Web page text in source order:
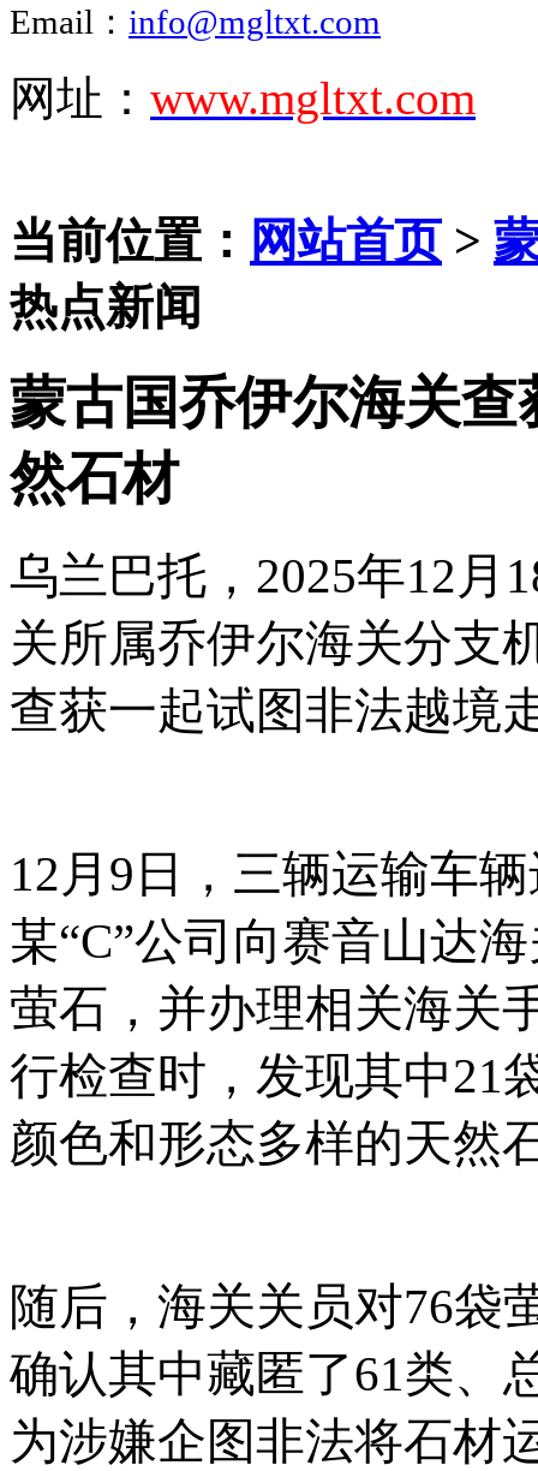
Email： info@mgltxt.com
网址： www.mgltxt.com
当前位置： 网站首页>
热点新闻
蒙古国乔伊尔海关查
然石材
乌兰巴托 ， 2025年12
关所属乔伊尔海关分支
查获一起试图非法越境
12月9日，三辆运输车
某“C”公司向赛音山达
萤石，并办理相关海关
行检查时，发现其中21
颜色和形态多样的天然
随后，海关关员对76袋
确认其中藏匿了61类、
为涉嫌企图非法将石材